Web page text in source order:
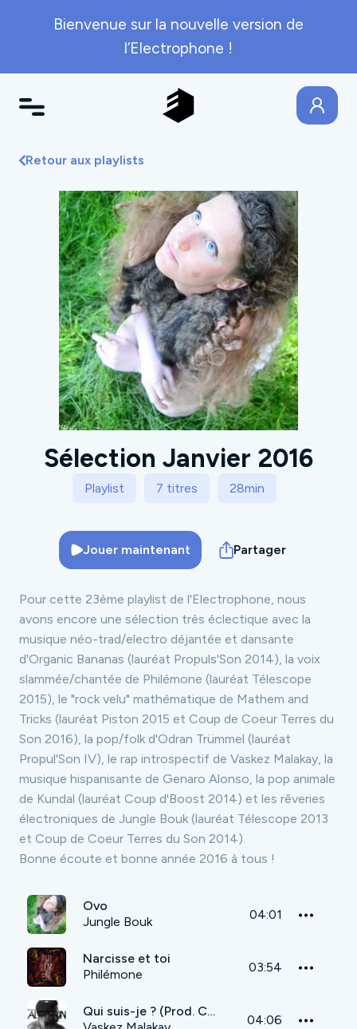
Bienvenue sur la nouvelle version de
l’Electrophone !
Retour aux playlists
Sélection Janvier 2016
Playlist 7 titres 28min
Jouer maintenant Partager
Pour cette 23ème playlist de l'Electrophone, nous
avons encore une sélection très éclectique avec la
musique néo-trad/electro déjantée et dansante
d'Organic Bananas (lauréat Propuls'Son 2014), la voix
slammée/chantée de Philémone (lauréat Télescope
2015), le "rock velu" mathématique de Mathem and
Tricks (lauréat Piston 2015 et Coup de Coeur Terres du
Son 2016), la pop/folk d'Odran Trümmel (lauréat
Propul'Son IV), le rap introspectif de Vaskez Malakay, la
musique hispanisante de Genaro Alonso, la pop animale
de Kundal (lauréat Coup d'Boost 2014) et les rêveries
électroniques de Jungle Bouk (lauréat Télescope 2013
et Coup de Coeur Terres du Son 2014).
Bonne écoute et bonne année 2016 à tous !
Ovo
Jungle Bouk
04:01
Narcisse et toi
Philémone
03:54
Qui suis-je ? (Prod. Cardiak)
04:06